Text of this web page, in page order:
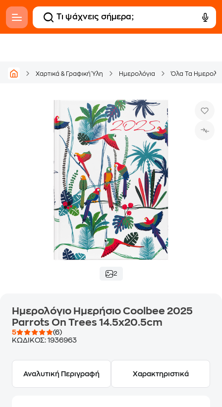
Χαρτικά & Γραφική Ύλη Ημερολόγια Όλα Τα
2
Ημερολόγιο Ημερήσιο Coolbee 2025
Parrots On Trees 14.5x20.5cm
5
(6)
ΚΩΔΙΚΟΣ: 1936963
Αναλυτική Περιγραφή Χαρακτηριστικά